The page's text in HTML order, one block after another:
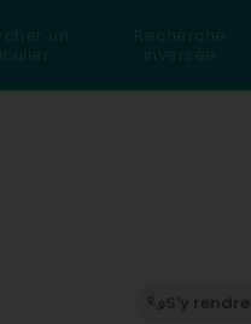
un
Recherche
inversée
S'y rendre